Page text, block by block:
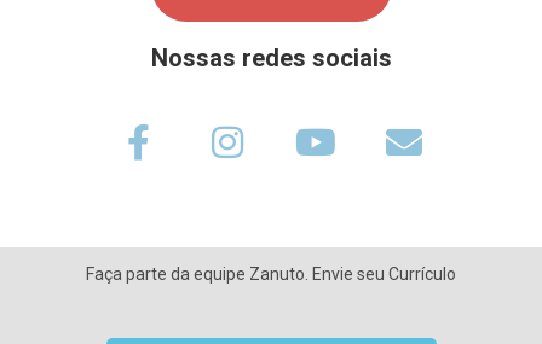
Nossas redes sociais
Faça parte da equipe Zanuto. Envie seu Currículo